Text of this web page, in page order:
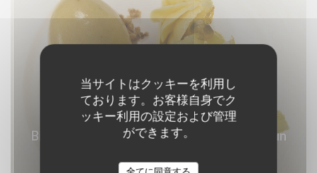
当サイトはクッキーを利用し
ております。お客様自身でク
ッキー利用の設定および管理
ができます。
Biscuit citron vert, son crémeux acidulé et un
sorbet passion.